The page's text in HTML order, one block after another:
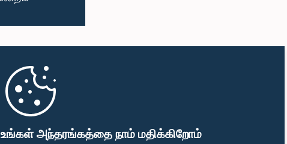
உங்கள் அந்தரங்கத்தை நாம் மதிக்கிறோம்